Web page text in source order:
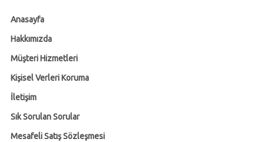
Anasayfa
Hakkımızda
Müşteri Hizmetleri
Kişisel Verleri Koruma
İletişim
Sık Sorulan Sorular
Mesafeli Satış Sözleşmesi